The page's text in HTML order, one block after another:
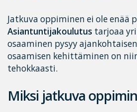
Jatkuva oppiminen ei ole enää
Asiantuntijakoulutus tarjoaa
osaaminen pysyy
osaamisen kehittäminen on
tehokkaasti.
Miksi jatkuva